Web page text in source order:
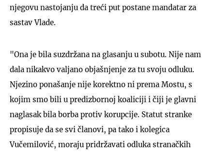
njegovu nastojanju da treći put postane mandatar za
sastav Vlade.
"Ona je bila suzdržana na glasanju u subotu. Nije nam
dala nikakvo valjano objašnjenje za tu svoju odluku.
Njezino ponašanje nije korektno ni prema Mostu, s
kojim smo bili u predizbornoj koaliciji i čiji je glavni
naglasak bila borba protiv korupcije. Statut stranke
propisuje da se svi članovi, pa tako i kolegica
Vučemilović, moraju pridržavati odluka stranačkih